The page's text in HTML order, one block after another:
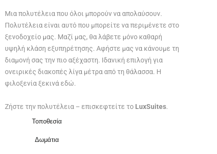
Μια πολυτέλεια που όλοι μπορούν να απολαύσουν.
Πολυτέλεια είναι αυτό που μπορείτε να περιμένετε στο
ξενοδοχείο μας. Μαζί μας, θα λάβετε μόνο καθαρή
υψηλή κλάση εξυπηρέτησης. Αφήστε μας να κάνουμε τη
διαμονή σας την πιο αξέχαστη. Ιδανική επιλογή για
ονειρικές διακοπές λίγα μέτρα από τη θάλασσα. Η
φιλοξενία ξεκινά εδώ.
Ζήστε την πολυτέλεια – επισκεφτείτε το LuxSuites.
Τοποθεσία
Δωμάτια